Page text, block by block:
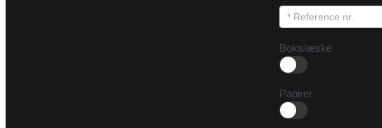
Boks/æske
Papirer